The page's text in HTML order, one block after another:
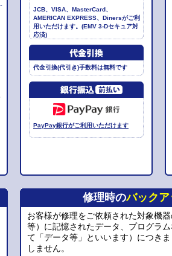
JCB、VISA、MasterCard、
AMERICAN EXPRESS、Dinersがご利
用いただけます。(EMV 3-Dセキュア対
応済)
代金引換(代引き)手数料は無料です
PayPay銀行がご利用いただけます
修理時のバックア
お客様が修理をご依頼された対象機
等）に記憶されたデータ、プログラ
て「データ等」といいます）につき
しません。